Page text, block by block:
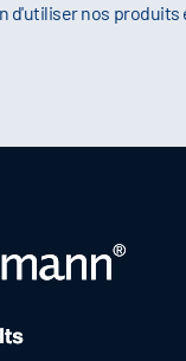
nos produits